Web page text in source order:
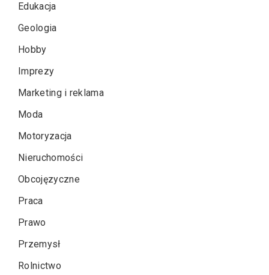
Edukacja
Geologia
Hobby
Imprezy
Marketing i reklama
Moda
Motoryzacja
Nieruchomości
Obcojęzyczne
Praca
Prawo
Przemysł
Rolnictwo